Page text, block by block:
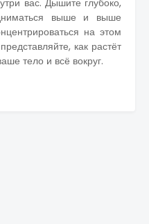
вас. Дышите глубоко,
выше и выше
на этом
как растёт
тело и всё вокруг.